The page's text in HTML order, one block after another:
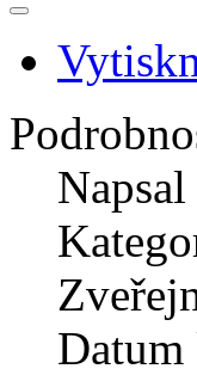
Napsal
Datum